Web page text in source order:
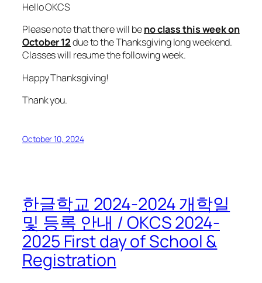
Hello OKCS
Please note that there will beno class this week on
October 12due to the Thanksgiving long weekend.
Classes will resume the following week.
Happy Thanksgiving!
Thank you.
October 10, 2024
한글학교 2024-2024 개학일
및 등록 안내 / OKCS 2024-
2025 First day of School &
Registration